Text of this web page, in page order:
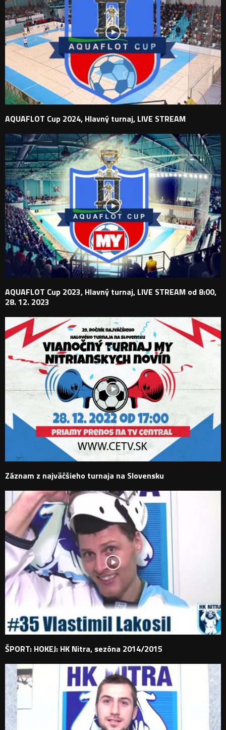
AQUAFLOT Cup 2024, Hlavný turnaj, LIVE STREAM
AQUAFLOT Cup 2023, Hlavný turnaj, LIVE STREAM od 8:00,
28. 12. 2023
Záznam z najväčšieho turnaja na Slovensku
ŠPORT: HOKEJ: HK Nitra, sezóna 2014/2015